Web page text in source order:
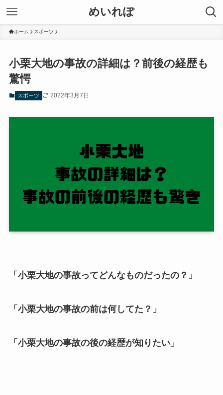
めいれぽ
ホーム スポーツ
小栗大地の事故の詳細は？前後の経歴も
驚愕
スポーツ 2022年3月7日
「小栗大地の事故ってどんなものだったの？」
「小栗大地の事故の前は何してた？」
「小栗大地の事故の後の経歴が知りたい」